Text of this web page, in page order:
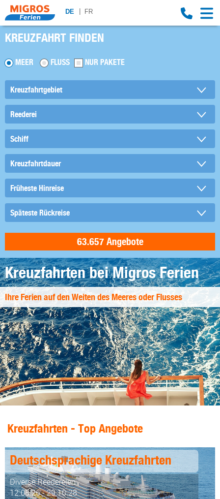
DE FR
KREUZFAHRT FINDEN
MEER FLUSS NUR PAKETE
Kreuzfahrten bei Migros Ferien
Ihre Ferien auf den Weiten des Meeres oder Flusses
Kreuzfahrten - Top Angebote
Deutschsprachige Kreuzfahrten
Diverse Reedereien
12.08.26 - 29.10.28